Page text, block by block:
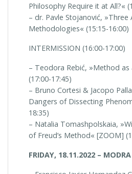
Philosophy Require it at All?«
– dr. Pavle Stojanović, »Three
Methodologies« (15:15-16:00)
INTERMISSION (16:00-17:00)
– Teodora Rebić, »Method as
(17:00-17:45)
– Bruno Cortesi & Jacopo
Dangers of Dissecting
18:35)
– Natalia Tomashpolskaia,
of Freud’s Method« [ZOOM]
FRIDAY, 18.11.2022 –